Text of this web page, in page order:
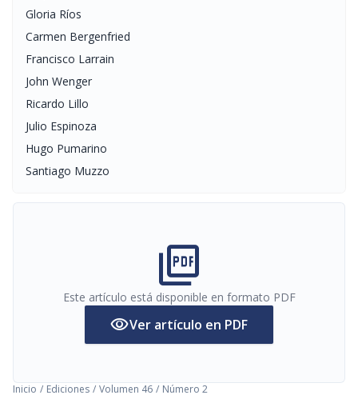
Gloria Ríos
Carmen Bergenfried
Francisco Larrain
John Wenger
Ricardo Lillo
Julio Espinoza
Hugo Pumarino
Santiago Muzzo
picture_as_pdf
Este artículo está disponible en formato PDF
visibilityVer artículo en PDF
Inicio / Ediciones / Volumen 46 / Número 2